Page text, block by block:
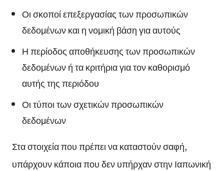
Οι σκοποί επεξεργασίας των προσωπικών
δεδομένων και η νομική βάση για αυτούς
Η περίοδος αποθήκευσης των προσωπικών
δεδομένων ή τα κριτήρια για τον καθορισμό
αυτής της περιόδου
Οι τύποι των σχετικών προσωπικών
δεδομένων
Στα στοιχεία που πρέπει να καταστούν σαφή,
υπάρχουν κάποια που δεν υπήρχαν στην Ιαπωνική